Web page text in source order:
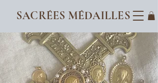
SACRÉES MÉDAILLES